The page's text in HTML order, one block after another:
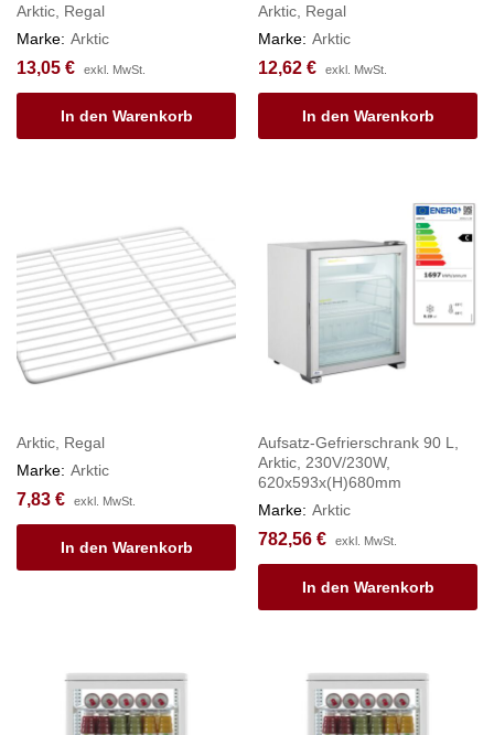
Arktic, Regal
Marke: Arktic
13,05 € exkl. MwSt.
In den Warenkorb
Arktic, Regal
Marke: Arktic
12,62 € exkl. MwSt.
In den Warenkorb
Arktic, Regal
Marke: Arktic
7,83 € exkl. MwSt.
In den Warenkorb
Aufsatz-Gefrierschrank 90 L,
Arktic, 230V/230W,
620x593x(H)680mm
Marke: Arktic
782,56 € exkl. MwSt.
In den Warenkorb